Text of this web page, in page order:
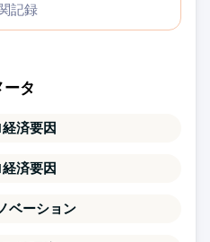
記録
タ
済要因
経済要因
ベーション